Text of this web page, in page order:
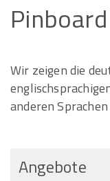
Pinboard
Wir zeigen die
anderen
Angebote